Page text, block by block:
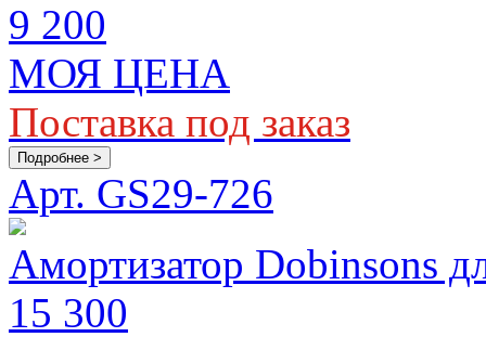
9 200
МОЯ ЦЕНА
Поставка под заказ
Подробнее >
Арт. GS29-726
Амортизатор Dobinsons
15 300